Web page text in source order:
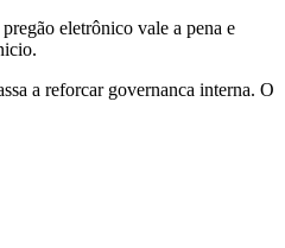
eletrônico vale a pena e
a reforcar governanca interna. O